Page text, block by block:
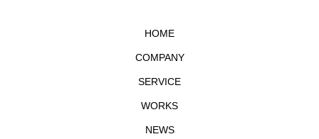
HOME
COMPANY
SERVICE
WORKS
NEWS